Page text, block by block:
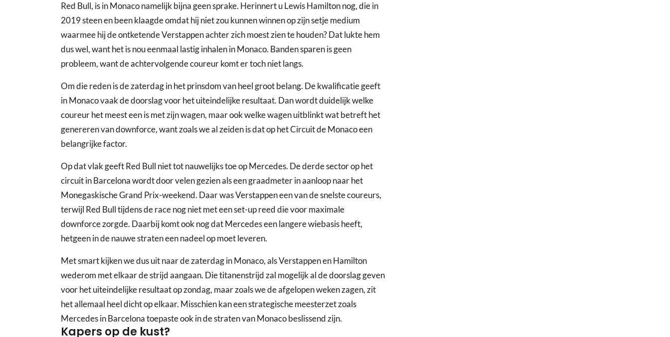
Red Bull, is in Monaco namelijk bijna geen sprake. Herinnert u Lewis Hamilton nog, die in
2019 steen en been klaagde omdat hij niet zou kunnen winnen op zijn setje medium
waarmee hij de ontketende Verstappen achter zich moest zien te houden? Dat lukte hem
dus wel, want het is nou eenmaal lastig inhalen in Monaco. Banden sparen is geen
probleem, want de achtervolgende coureur komt er toch niet langs.
Om die reden is de zaterdag in het prinsdom van heel groot belang. De kwalificatie geeft
in Monaco vaak de doorslag voor het uiteindelijke resultaat. Dan wordt duidelijk welke
coureur het meest een is met zijn wagen, maar ook welke wagen uitblinkt wat betreft het
genereren van downforce, want zoals we al zeiden is dat op het Circuit de Monaco een
belangrijke factor.
Op dat vlak geeft Red Bull niet tot nauwelijks toe op Mercedes. De derde sector op het
circuit in Barcelona wordt door velen gezien als een graadmeter in aanloop naar het
Monegaskische Grand Prix-weekend. Daar was Verstappen een van de snelste coureurs,
terwijl Red Bull tijdens de race nog niet met een set-up reed die voor maximale
downforce zorgde. Daarbij komt ook nog dat Mercedes een langere wiebasis heeft,
hetgeen in de nauwe straten een nadeel op moet leveren.
Met smart kijken we dus uit naar de zaterdag in Monaco, als Verstappen en Hamilton
wederom met elkaar de strijd aangaan. Die titanenstrijd zal mogelijk al de doorslag geven
voor het uiteindelijke resultaat op zondag, maar zoals we de afgelopen weken zagen, zit
het allemaal heel dicht op elkaar. Misschien kan een strategische meesterzet zoals
Mercedes in Barcelona toepaste ook in de straten van Monaco beslissend zijn.
Kapers op de kust?